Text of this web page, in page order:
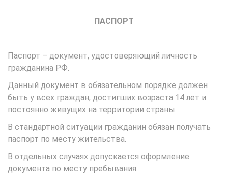
ПАСПОРТ
Паспорт – документ, удостоверяющий личность
гражданина РФ.
Данный документ в обязательном порядке должен
быть у всех граждан, достигших возраста 14 лет и
постоянно живущих на территории страны.
В стандартной ситуации гражданин обязан получать
паспорт по месту жительства.
В отдельных случаях допускается оформление
документа по месту пребывания.